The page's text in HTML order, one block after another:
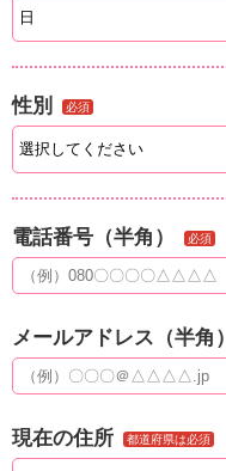
性別 必須
電話番号（半角） 必須
メールアドレス（半角）
現在の住所 都道府県は必須